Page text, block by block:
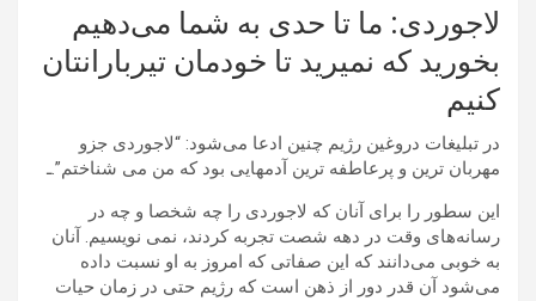
لاجوردی: ما تا حدی به شما می‌دهیم
بخورید که نمیرید تا خودمان تیربارانتان
کنیم
در تبلیغات دروغین رژیم چنین ادعا می‌شود: “لاجوردی جزو
مهربان ترین و پرعاطفه ترین آدمهایی بود که من می شناختم”.ـ
این سطور را برای آنان که لاجوردی را چه شخصا و چه در
رسانه‌های وقت در دهه شصت تجربه کردند، نمی نویسیم. آنان
به خوبی می‌دانند که این صفاتی که امروز به او نسبت داده
می‌شود آن قدر دور از ذهن است که رژیم حتی در زمان حیات